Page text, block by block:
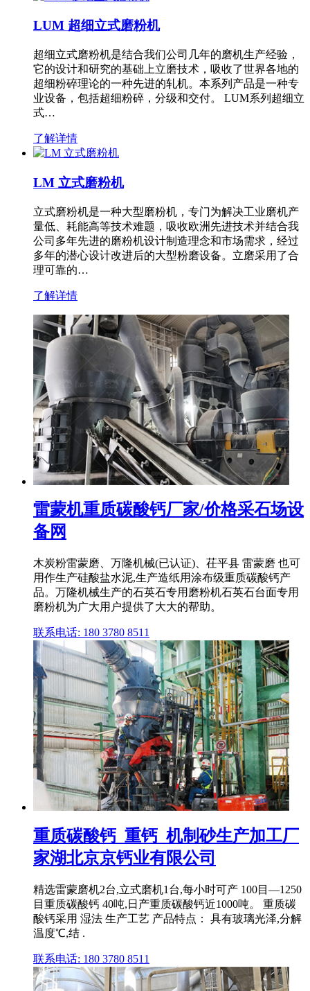
LUM 超细立式磨粉机
超细立式磨粉机是结合我们公司几年的磨机生产经验，
它的设计和研究的基础上立磨技术，吸收了世界各地的
超细粉碎理论的一种先进的轧机。本系列产品是一种专
业设备，包括超细粉碎，分级和交付。 LUM系列超细立
式…
了解详情
LM 立式磨粉机
立式磨粉机是一种大型磨粉机，专门为解决工业磨机产
量低、耗能高等技术难题，吸收欧洲先进技术并结合我
公司多年先进的磨粉机设计制造理念和市场需求，经过
多年的潜心设计改进后的大型粉磨设备。立磨采用了合
理可靠的…
了解详情
雷蒙机重质碳酸钙厂家/价格采石场设
备网
木炭粉雷蒙磨、万隆机械(已认证)、茌平县 雷蒙磨 也可
用作生产硅酸盐水泥,生产造纸用涂布级重质碳酸钙产
品。万隆机械生产的石英石专用磨粉机石英石台面专用
磨粉机为广大用户提供了大大的帮助。
联系电话: 180 3780 8511
重质碳酸钙_重钙_机制砂生产加工厂
家湖北京京钙业有限公司
精选雷蒙磨机2台,立式磨机1台,每小时可产 100目—1250
目重质碳酸钙 40吨,日产重质碳酸钙近1000吨。 重质碳
酸钙采用 湿法 生产工艺 产品特点： 具有玻璃光泽,分解
温度℃,结 .
联系电话: 180 3780 8511